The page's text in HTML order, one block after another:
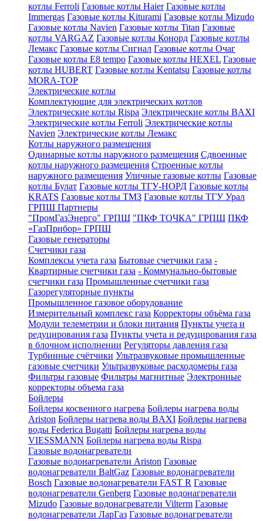
котлы Ferroli Газовые котлы Haier Газовые котлы
Immergas Газовые котлы Kiturami Газовые котлы Mizudo
Газовые котлы Navien Газовые котлы Titan Газовые
котлы VARGAZ Газовые котлы Конорд Газовые котлы
Лемакс Газовые котлы Сигнал Газовые котлы Очаг
Газовые котлы E8 tempo Газовые котлы HEXEL Газовые
котлы HUBERT Газовые котлы Kentatsu Газовые котлы
MORA-TOP
Электрические котлы
Комплектующие для электрических котлов
Электрические котлы Rispa Электрические котлы BAXI
Электрические котлы Ferroli Электрические котлы
Navien Электрические котлы Лемакс
Котлы наружного размещения
Одинарные котлы наружного размещения Сдвоенные
котлы наружного размещения Строенные котлы
наружного размещения Уличные газовые котлы Газовые
котлы Булат Газовые котлы ТГУ-НОРД Газовые котлы
KRATS Газовые котлы ТМЗ Газовые котлы ТГУ Урал
ГРПШ Партнеры
"ПромГазЭнерго" ГРПШ "ПКФ ТОЧКА" ГРПШ ПКФ
«ГазПрибор» ГРПШ
Газовые генераторы
Счетчики газа
Комплексы учета газа Бытовые счетчики газа -
Квартирные счетчики газа - Коммунально-бытовые
счетчики газа Промышленные счетчики газа
Газорегуляторные пункты
Промышленное газовое оборудование
Измерительный комплекс газа Корректоры объёма газа
Модули телеметрии и блоки питания Пункты учета и
редуцирования газа Пункты учета и редуцирования газа
в блочном исполнении Регуляторы давления газа
Турбинные счётчики Ультразвуковые промышленные
газовые счетчики Ультразвуковые расходомеры газа
Фильтры газовые Фильтры магнитные Электронные
корректоры объема газа
Бойлеры
Бойлеры косвенного нагрева Бойлеры нагрева воды
Ariston Бойлеры нагрева воды BAXI Бойлеры нагрева
воды Federica Bugatti Бойлеры нагрева воды
VIESSMANN Бойлеры нагрева воды Rispa
Газовые водонагреватели
Газовые водонагреватели Ariston Газовые
водонагреватели BaltGaz Газовые водонагреватели
Bosch Газовые водонагреватели FAST R Газовые
водонагреватели Genberg Газовые водонагреватели
Mizudo Газовые водонагреватели Vilterm Газовые
водонагреватели ЛарГаз Газовые водонагреватели